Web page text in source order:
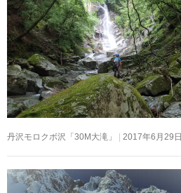
丹沢モロクボ沢「30M大滝」 2017年6月29日